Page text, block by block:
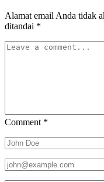
Alamat email Anda tidak
ditandai *
Comment *